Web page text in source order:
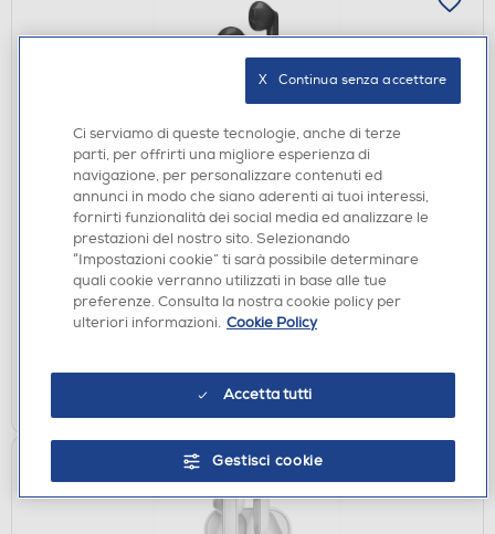
AURICOLARI
SBS - Auricolare TWS TEEARAIRFREETWSBTK-
€ 34,90
Acquisto online:disponibile
AGGIUNGI
Ci serviamo di queste tecnologie, anche di terze
parti, per offrirti una migliore esperienza di
navigazione, per personalizzare contenuti ed
annunci in modo che siano aderenti ai tuoi interessi,
fornirti funzionalità dei social media ed analizzare le
prestazioni del nostro sito. Selezionando
“Impostazioni cookie” ti sarà possibile determinare
quali cookie verranno utilizzati in base alle tue
preferenze. Consulta la nostra cookie policy per
ulteriori informazioni. Cookie Policy
Accetta tutti
Gestisci cookie
X   Continua senza accettare